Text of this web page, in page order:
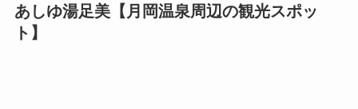
あしゆ湯足美【月岡温泉周辺の観光スポッ
ト】